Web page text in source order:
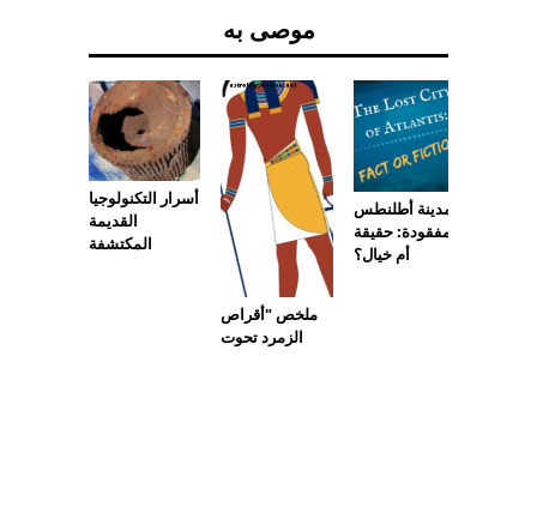
موصى به
أسرار التكنولوجيا
القديمة
المكتشفة
ملخص "أقراص
الزمرد تحوت
مدينة أطلنطس
المفقودة: حقيقة
أم خيال؟